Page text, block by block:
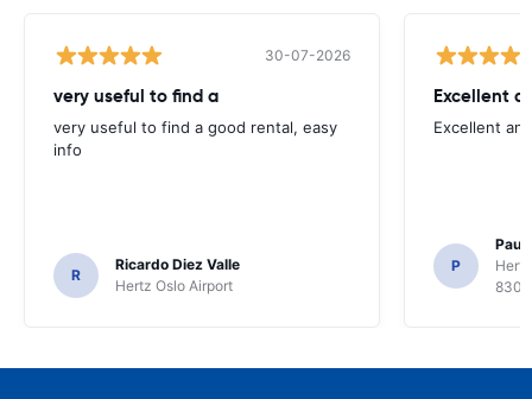
30-07-2026
very useful to find a
very useful to find a good rental, easy
info
R
Ricardo Diez Valle
Hertz Oslo Airport
Excellent
Excellent
P
Paul
8300